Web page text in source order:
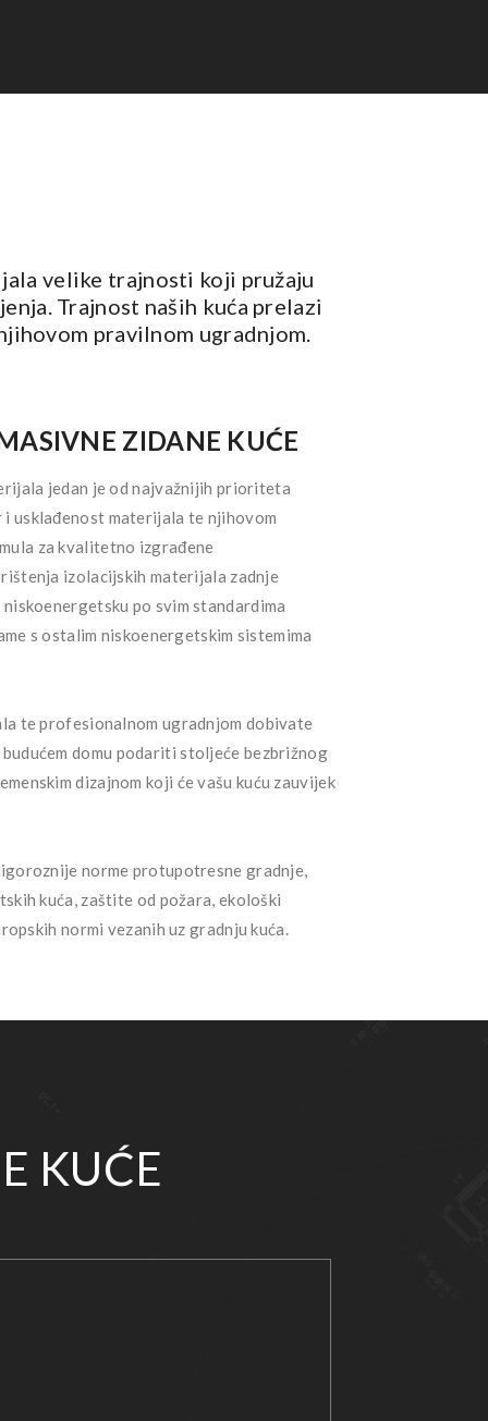
velike trajnosti koji pružaju
Trajnost naših kuća prelazi
pravilnom ugradnjom.
ZIDANE KUĆE
jedan je od najvažnijih prioriteta
usklađenost materijala te njihovom
za kvalitetno izgrađene
izolacijskih materijala zadnje
po svim standardima
s ostalim niskoenergetskim sistemima
te profesionalnom ugradnjom dobivate
domu podariti stoljeće bezbrižnog
dizajnom koji će vašu kuću zauvijek
norme protupotresne gradnje,
kuća, zaštite od požara, ekološki
normi vezanih uz gradnju kuća.
KUĆE